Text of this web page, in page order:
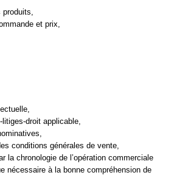
produits,
et prix,
droit applicable,
conditions générales de vente,
la chronologie de l’opération commerciale
nécessaire à la bonne compréhension de